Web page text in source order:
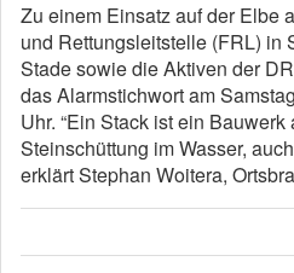
Zu einem Einsatz auf der Elbe
und Rettungsleitstelle (FRL) in
Stade sowie die Aktiven der
das Alarmstichwort am
Uhr. “Ein Stack ist ein
Steinschüttung im Wasser,
erklärt Stephan Woitera,